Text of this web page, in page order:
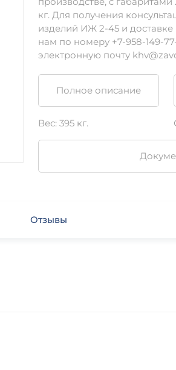
кг. Для получения
изделий ИЖ 2-45 и доставке
нам по номеру +7-958-149-
электронную почту
Полное описание
Вес: 395 кг.
Отзывы